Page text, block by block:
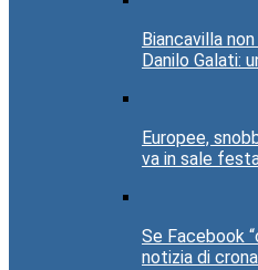
Biancavilla
Danilo Galati:
Europee,
va in sale
Se Facebook
notizia di